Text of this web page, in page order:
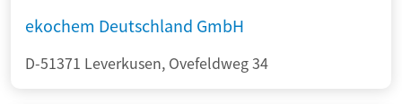
ekochem Deutschland GmbH
D-51371 Leverkusen, Ovefeldweg 34